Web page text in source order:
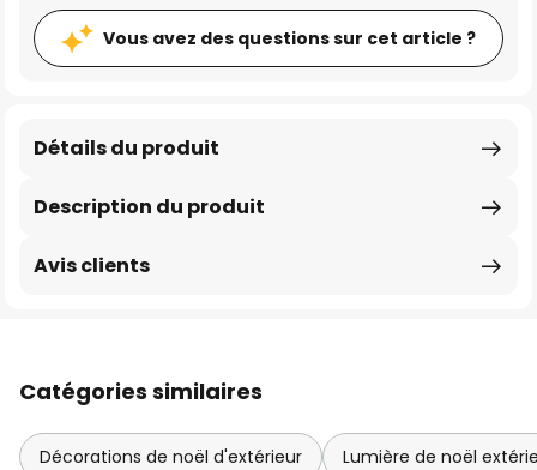
Vous avez des questions sur cet article ?
Description du produit
Détails du produit
Avis clients
Catégories similaires
Décorations de noël d'extérieur Lumière de noël